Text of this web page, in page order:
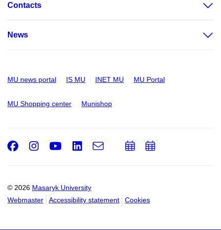
Contacts
News
MU news portal IS MU INET MU MU Portal
MU Shopping center Munishop
© 2026 Masaryk University
Webmaster
Accessibility statement Cookies
Facebook
Instagram
Youtube
LinkedIn
e-
AddAdd